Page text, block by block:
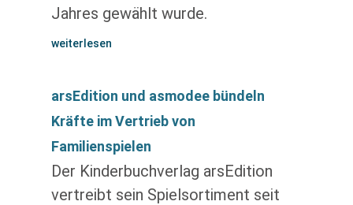
Jahres gewählt wurde.
weiterlesen
arsEdition und asmodee bündeln
Kräfte im Vertrieb von
Familienspielen
Der Kinderbuchverlag arsEdition
vertreibt sein Spielsortiment seit